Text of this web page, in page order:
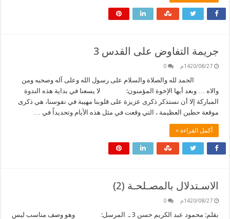
جريمة التفاوض على القدس 3
1420/08/27م 0
الحمد لله والصلاة والسلام على رسول الله وعلى آله وصحبه ومن
والاه … وبعد أيها الإخوة المؤمنون: لا يسعنا في بداية هذه الندوة
المباركة إلا أن نستذكر ذكرى عزيزة على قلوبنا مهيبة في نفوسنا، هي ذكرى
موقعة حطين العظيمة ، التي وقعت في مثل هذه الأيام وتحديداً في …
أكمل القراءة »
الاسـتدلال بالمصـلحـة (2)
1420/08/27م 0
بقلم: محمود عبد الكريم حسن 3 ـ المرسل: وهو وصف مناسب ليس